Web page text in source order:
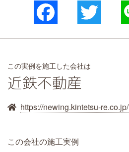
Facebook
この実例を施工した会社は
近鉄不動産
https://newing.kintetsu-re.co.jp/
この会社の施工実例